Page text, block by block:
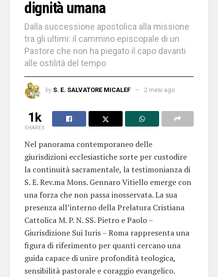
dignità umana
Dalla successione apostolica alla missione
tra gli ultimi: il cammino episcopale di un
Pastore che non ha piegato il capo davanti
alle ostilità del tempo
by S. E. SALVATORE MICALEF 2 mesi ago
1k
SHARES
Nel panorama contemporaneo delle
giurisdizioni ecclesiastiche sorte per custodire
la continuità sacramentale, la testimonianza di
S. E. Rev.ma Mons. Gennaro Vitiello emerge con
una forza che non passa inosservata. La sua
presenza all’interno della Prelatura Cristiana
Cattolica M. P. N. SS. Pietro e Paolo –
Giurisdizione Sui Iuris – Roma rappresenta una
figura di riferimento per quanti cercano una
guida capace di unire profondità teologica,
sensibilità pastorale e coraggio evangelico.